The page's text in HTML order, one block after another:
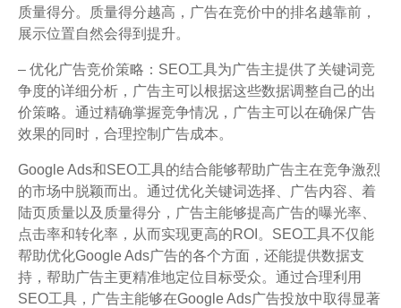
质量得分。质量得分越高，广告在竞价中的排名越靠前，
展示位置自然会得到提升。
– 优化广告竞价策略：SEO工具为广告主提供了关键词竞
争度的详细分析，广告主可以根据这些数据调整自己的出
价策略。通过精确掌握竞争情况，广告主可以在确保广告
效果的同时，合理控制广告成本。
Google Ads和SEO工具的结合能够帮助广告主在竞争激烈
的市场中脱颖而出。通过优化关键词选择、广告内容、着
陆页质量以及质量得分，广告主能够提高广告的曝光率、
点击率和转化率，从而实现更高的ROI。SEO工具不仅能
帮助优化Google Ads广告的各个方面，还能提供数据支
持，帮助广告主更精准地定位目标受众。通过合理利用
SEO工具，广告主能够在Google Ads广告投放中取得显著